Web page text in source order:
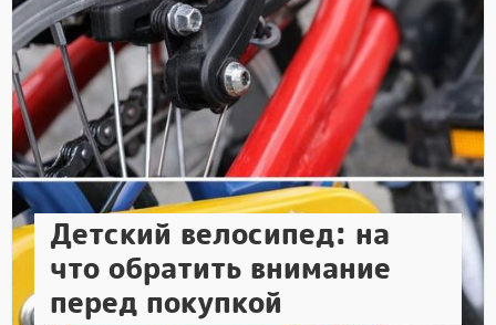
Детский велосипед: на
что обратить внимание
перед покупкой